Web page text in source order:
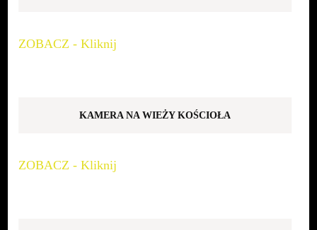
ZOBACZ - Kliknij
KAMERA NA WIEŻY KOŚCIOŁA
ZOBACZ - Kliknij